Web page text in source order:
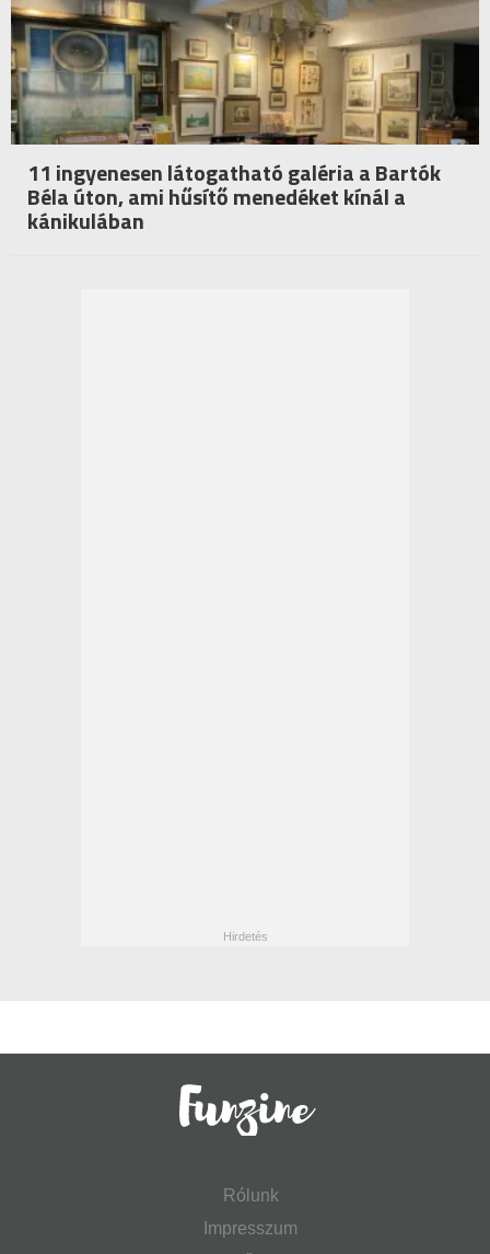
11 ingyenesen látogatható galéria a Bartók
Béla úton, ami hűsítő menedéket kínál a
kánikulában
Rólunk
Impresszum